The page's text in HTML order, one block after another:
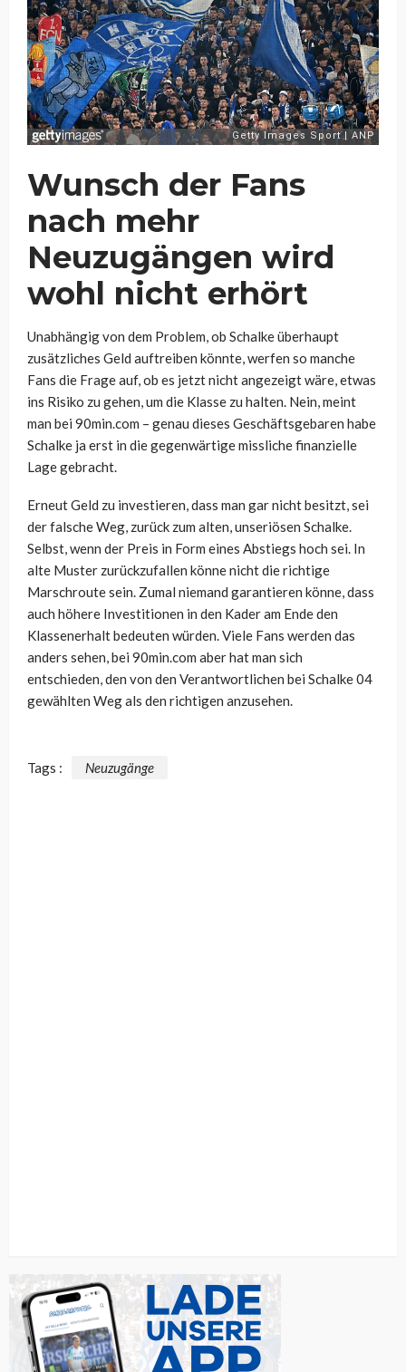
Wunsch der Fans
nach mehr
Neuzugängen wird
wohl nicht erhört
Unabhängig von dem Problem, ob Schalke überhaupt
zusätzliches Geld auftreiben könnte, werfen so manche
Fans die Frage auf, ob es jetzt nicht angezeigt wäre, etwas
ins Risiko zu gehen, um die Klasse zu halten. Nein, meint
man bei 90min.com – genau dieses Geschäftsgebaren habe
Schalke ja erst in die gegenwärtige missliche finanzielle
Lage gebracht.
Erneut Geld zu investieren, dass man gar nicht besitzt, sei
der falsche Weg, zurück zum alten, unseriösen Schalke.
Selbst, wenn der Preis in Form eines Abstiegs hoch sei. In
alte Muster zurückzufallen könne nicht die richtige
Marschroute sein. Zumal niemand garantieren könne, dass
auch höhere Investitionen in den Kader am Ende den
Klassenerhalt bedeuten würden. Viele Fans werden das
anders sehen, bei 90min.com aber hat man sich
entschieden, den von den Verantwortlichen bei Schalke 04
gewählten Weg als den richtigen anzusehen.
Tags : Neuzugänge